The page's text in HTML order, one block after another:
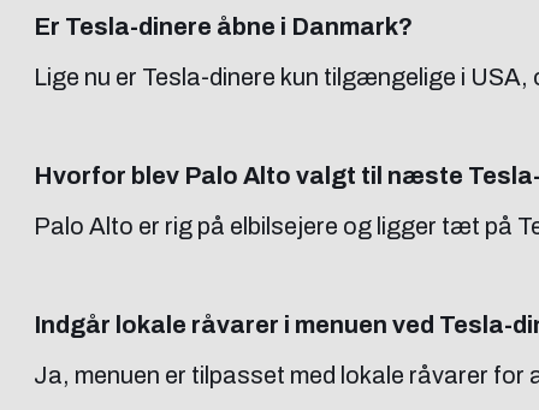
Er Tesla-dinere åbne i Danmark?
Lige nu er Tesla-dinere kun tilgængelige i
Hvorfor blev Palo Alto valgt til næste
Palo Alto er rig på elbilsejere og ligger tæt på
Indgår lokale råvarer i menuen ved Tesla-
Ja, menuen er tilpasset med lokale råvarer